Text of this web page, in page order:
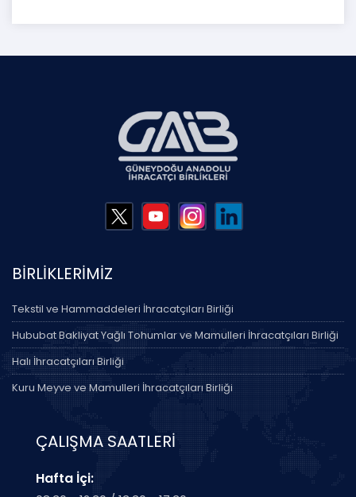
BİRLİKLERİMİZ
Tekstil ve Hammaddeleri İhracatçıları Birliği
Hububat Bakliyat Yağlı Tohumlar ve Mamulleri İhracatçıları Birliği
Halı İhracatçıları Birliği
Kuru Meyve ve Mamulleri İhracatçıları Birliği
ÇALIŞMA SAATLERİ
Hafta İçi: